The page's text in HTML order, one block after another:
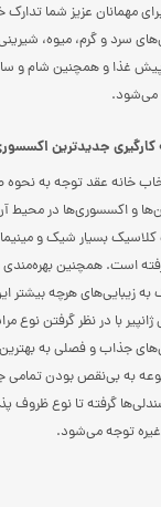
مهمانان عزیز شما
سرد و گرم، میوه،
پیش غذا و همچنین شام و
می‌شود.
جدیدترین
خانه عقد توجه به
و اکسسوری‌ها در
کلاسیک بسیار شیک و
است. همچنین
به زیبایی‌های هرچه بیشتر
با در نظر گرفتن نوع
جذاب و فصلی به
به بی‌نقص بودن تمامی
گرفته تا نوع ظروف
توجه می‌شود.